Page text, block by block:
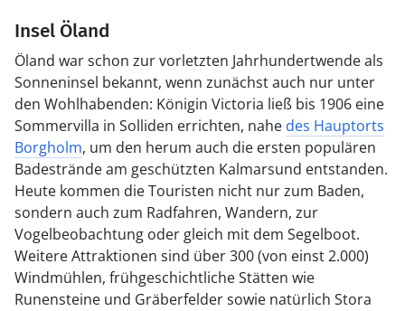
Insel Öland
Öland war schon zur vorletzten Jahrhundertwende als
Sonneninsel bekannt, wenn zunächst auch nur unter
den Wohlhabenden: Königin Victoria ließ bis 1906 eine
Sommervilla in Solliden errichten, nahe des Hauptorts
Borgholm, um den herum auch die ersten populären
Badestrände am geschützten Kalmarsund entstanden.
Heute kommen die Touristen nicht nur zum Baden,
sondern auch zum Radfahren, Wandern, zur
Vogelbeobachtung oder gleich mit dem Segelboot.
Weitere Attraktionen sind über 300 (von einst 2.000)
Windmühlen, frühgeschichtliche Stätten wie
Runensteine und Gräberfelder sowie natürlich Stora